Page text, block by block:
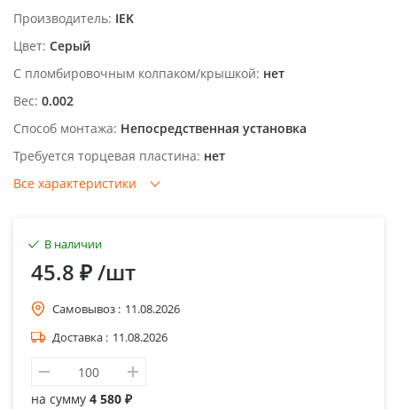
Производитель: IEK
Цвет: Серый
С пломбировочным колпаком/крышкой: нет
Вес: 0.002
Способ монтажа: Непосредственная установка
Требуется торцевая пластина: нет
Все характеристики
В наличии
45.8 ₽/шт
Самовывоз : 11.08.2026
Доставка : 11.08.2026
на сумму 4 580 ₽